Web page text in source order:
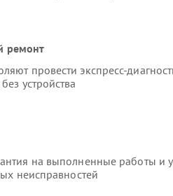
ремонт
провести экспресс-
устройства
на выполненные работы и
неисправностей